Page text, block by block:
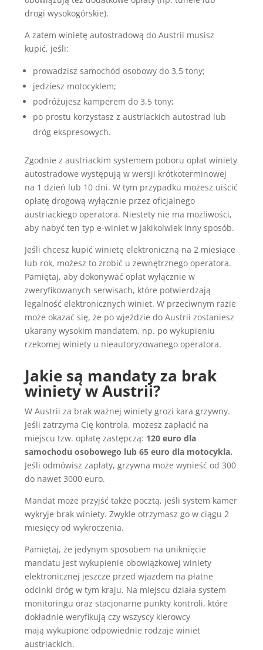
drogi wysokogórskie).
A zatem winietę autostradową do Austrii musisz
kupić, jeśli:
prowadzisz samochód osobowy do 3,5 tony;
jedziesz motocyklem;
podróżujesz kamperem do 3,5 tony;
po prostu korzystasz z austriackich autostrad lub
dróg ekspresowych.
Zgodnie z austriackim systemem poboru opłat winiety
autostradowe występują w wersji krótkoterminowej
na 1 dzień lub 10 dni. W tym przypadku możesz uiścić
opłatę drogową wyłącznie przez oficjalnego
austriackiego operatora. Niestety nie ma możliwości,
aby nabyć ten typ e-winiet w jakikolwiek inny sposób.
Jeśli chcesz kupić winietę elektroniczną na 2 miesiące
lub rok, możesz to zrobić u zewnętrznego operatora.
Pamiętaj, aby dokonywać opłat wyłącznie w
zweryfikowanych serwisach, które potwierdzają
legalność elektronicznych winiet. W przeciwnym razie
może okazać się, że po wjeździe do Austrii zostaniesz
ukarany wysokim mandatem, np. po wykupieniu
rzekomej winiety u nieautoryzowanego operatora.
Jakie są mandaty za brak
winiety w Austrii?
W Austrii za brak ważnej winiety grozi kara grzywny.
Jeśli zatrzyma Cię kontrola, możesz zapłacić na
miejscu tzw. opłatę zastępczą: 120 euro dla
samochodu osobowego lub 65 euro dla motocykla.
Jeśli odmówisz zapłaty, grzywna może wynieść od 300
do nawet 3000 euro.​
Mandat może przyjść także pocztą, jeśli system kamer
wykryje brak winiety. Zwykle otrzymasz go w ciągu 2
miesięcy od wykroczenia.​
Pamiętaj, że jedynym sposobem na uniknięcie
mandatu jest wykupienie obowiązkowej winiety
elektronicznej jeszcze przed wjazdem na płatne
odcinki dróg w tym kraju. Na miejscu działa system
monitoringu oraz stacjonarne punkty kontroli, które
dokładnie weryfikują czy wszyscy kierowcy
mają wykupione odpowiednie rodzaje winiet
austriackich.